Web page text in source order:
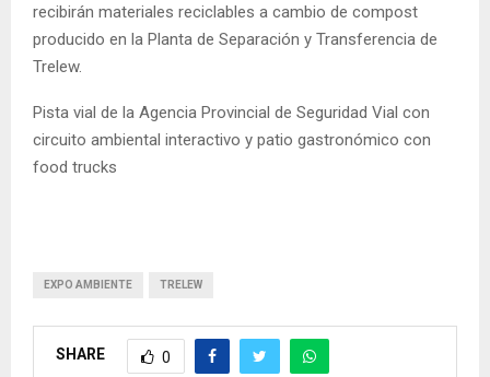
recibirán materiales reciclables a cambio de compost
producido en la Planta de Separación y Transferencia de
Trelew.
Pista vial de la Agencia Provincial de Seguridad Vial con
circuito ambiental interactivo y patio gastronómico con
food trucks
EXPO AMBIENTE TRELEW
SHARE 0